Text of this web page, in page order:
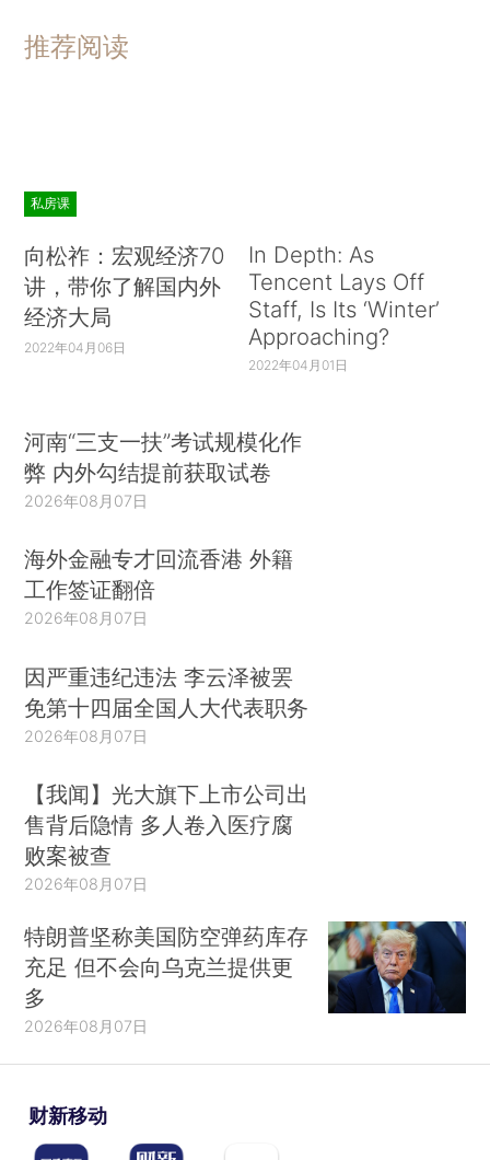
推荐阅读
私房课
向松祚：宏观经济70
讲，带你了解国内外
经济大局
2022年04月06日
In Depth: As
Tencent Lays Off
Staff, Is Its ‘Winter’
Approaching?
2022年04月01日
河南“三支一扶”考试规模化作
弊 内外勾结提前获取试卷
2026年08月07日
海外金融专才回流香港 外籍
工作签证翻倍
2026年08月07日
因严重违纪违法 李云泽被罢
免第十四届全国人大代表职务
2026年08月07日
【我闻】光大旗下上市公司出
售背后隐情 多人卷入医疗腐
败案被查
2026年08月07日
特朗普坚称美国防空弹药库存
充足 但不会向乌克兰提供更
多
2026年08月07日
财新移动